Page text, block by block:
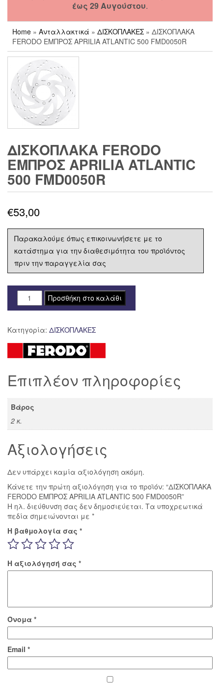
έως 29 Αυγούστου.
Home » Ανταλλακτικά » ΔΙΣΚΟΠΛΑΚΕΣ » ΔΙΣΚΟΠΛΑΚΑ
FERODO ΕΜΠΡΟΣ APRILIA ATLANTIC 500 FMD0050R
ΔΙΣΚΟΠΛΑΚΑ FERODO
ΕΜΠΡΟΣ APRILIA ATLANTIC
500 FMD0050R
€53,00
Παρακαλούμε όπως επικοινωνήσετε με το
κατάστημα για την διαθεσιμότητα του προϊόντος
πριν την παραγγελία σας
ΔΙΣΚΟΠΛΑΚΑ
FERODO
APRILIA
ATLANTIC
500
ποσότητα
Προσθήκη στο καλάθι
Κατηγορία: ΔΙΣΚΟΠΛΑΚΕΣ
Επιπλέον πληροφορίες
Βάρος
2 κ.
Αξιολογήσεις
Δεν υπάρχει καμία αξιολόγηση ακόμη.
Κάνετε την πρώτη αξιολόγηση για το προϊόν: “ΔΙΣΚΟΠΛΑΚΑ
FERODO ΕΜΠΡΟΣ APRILIA ATLANTIC 500 FMD0050R”
Η ηλ. διεύθυνση σας δεν δημοσιεύεται. Τα υποχρεωτικά
πεδία σημειώνονται με *
Η βαθμολογία σας *
Η αξιολόγησή σας *
Όνομα *
Email *